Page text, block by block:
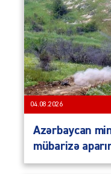
04.08.2026
Azərbaycan
mübarizə